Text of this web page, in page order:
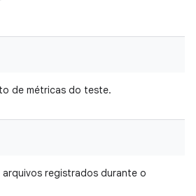
de métricas do teste.
registrados durante o